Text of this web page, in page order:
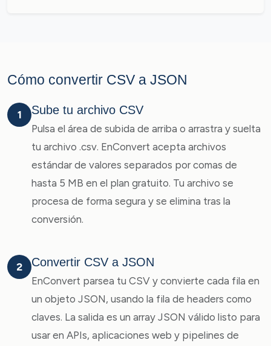
Cómo convertir CSV a JSON
1 Sube tu archivo CSV
Pulsa el área de subida de arriba o arrastra y suelta
tu archivo .csv. EnConvert acepta archivos
estándar de valores separados por comas de
hasta 5 MB en el plan gratuito. Tu archivo se
procesa de forma segura y se elimina tras la
conversión.
2 Convertir CSV a JSON
EnConvert parsea tu CSV y convierte cada fila en
un objeto JSON, usando la fila de headers como
claves. La salida es un array JSON válido listo para
usar en APIs, aplicaciones web y pipelines de